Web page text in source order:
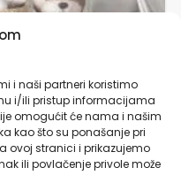
i naši partneri koristimo
i/ili pristup informacijama
omogućit će nama i našim
kao što su ponašanje pri
ovoj stranici i prikazujemo
ili povlačenje privole može
| Giraffe Among the